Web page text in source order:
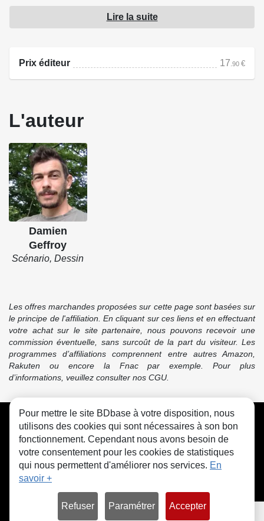
étincelantes, de combats glorieux et d'aventures au grand
patenté l'accompagne bon gré mal gré.
Gunthar. L'unique élue de la prophétie.
plus terrible des monstres... le dragon Gorzola.
Source : Fluide Glacial
Lire la suite
Prix éditeur 17 .90 €
L'auteur
Damien
Geffroy
Scénario, Dessin
Les offres marchandes proposées sur cette page sont basées sur
le principe de l'affiliation. En cliquant sur ces liens et en effectuant
votre achat sur le site partenaire, nous pouvons recevoir une
commission éventuelle, sans surcoût de la part du visiteur. Les
programmes d’affiliations comprennent entre autres Amazon,
Rakuten ou encore la Fnac par exemple. Pour plus
d’informations, veuillez consulter nos CGU.
CGU FAQ Contact Cookies
Pour mettre le site BDbase à votre disposition, nous
utilisons des cookies qui sont nécessaires à son bon
fonctionnement. Cependant nous avons besoin de
votre consentement pour les cookies de statistiques
qui nous permettent d'améliorer nos services. En
savoir +
Refuser Paramétrer Accepter